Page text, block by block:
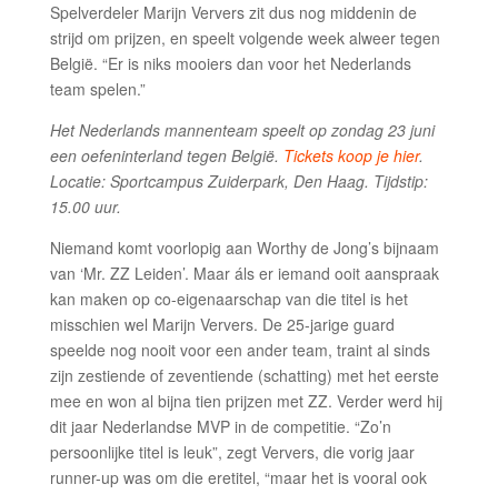
Spelverdeler Marijn Ververs zit dus nog middenin de
strijd om prijzen, en speelt volgende week alweer tegen
België. “Er is niks mooiers dan voor het Nederlands
team spelen.”
Het Nederlands mannenteam speelt op zondag 23 juni
een oefeninterland tegen België. Tickets koop je hier.
Locatie: Sportcampus Zuiderpark, Den Haag. Tijdstip:
15.00 uur.
Niemand komt voorlopig aan Worthy de Jong’s bijnaam
van ‘Mr. ZZ Leiden’. Maar áls er iemand ooit aanspraak
kan maken op co-eigenaarschap van die titel is het
misschien wel Marijn Ververs. De 25-jarige guard
speelde nog nooit voor een ander team, traint al sinds
zijn zestiende of zeventiende (schatting) met het eerste
mee en won al bijna tien prijzen met ZZ. Verder werd hij
dit jaar Nederlandse MVP in de competitie. “Zo’n
persoonlijke titel is leuk”, zegt Ververs, die vorig jaar
runner-up was om die eretitel, “maar het is vooral ook